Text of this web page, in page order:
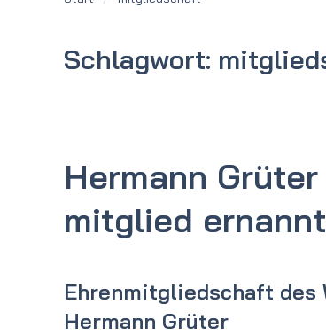
Schlagwort:
Hermann
mitglied ernannt
Ehrenmitgliedschaft des
Hermann Grüter